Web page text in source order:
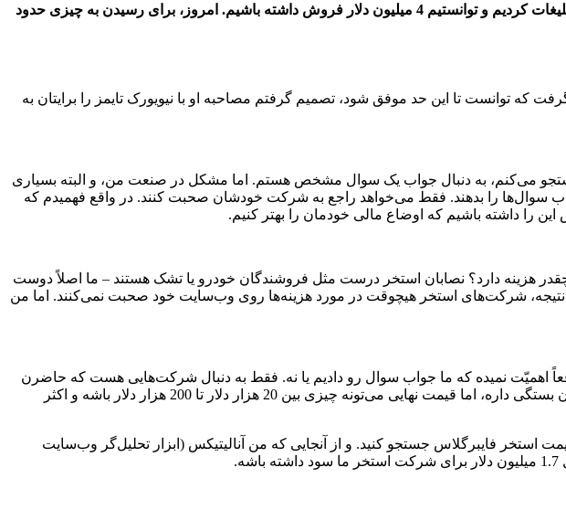
قبل از شروع بازاریابی محتوا، در سال 2007 که اقتصاد همچنان خروشان بود، ما 250 هزار دلار در یک سال خرج تبلیغات کردیم و توانستیم 4 میلیون دلار فروش داشته باشیم. امروز، برای رسیدن به چیزی حدود
که توانست تا این حد موفق شود، تصمیم گرفتم مصاحبه او با نیویورک تایمز را برایتان به
می‌کنم، به دنبال جواب یک سوال مشخص هستم. اما مشکل در صنعت من، و البته بسیاری
سوال‌ها را بدهند. فقط می‌خواهد راجع به شرکت خودشان صحبت کنند. در واقع فهمیدم که
را داشته باشیم که اوضاع مالی خودمان را بهتر کنیم.
هزینه دارد؟ نصابان استخر درست مثل فروشندگان خودرو یا تشک هستند – ما اصلاً دوست
شرکت‌های استخر هیچوقت در مورد هزینه‌ها روی وب‌سایت خود صحبت نمی‌کنند. اما من
اهمیّت نمیده که ما جواب سوال رو دادیم یا نه. فقط به دنبال شرکت‌هایی هست که حاضرن
در مورد این سوال صحبت کنن. پس من در مقاله خودم گفتم که خیلی مسائل مختلفی وجود داره که قیمت بهشون بستگی داره، اما قیمت نهایی می‌تونه چیزی بین 20 هزار دلار تا 200 هزار دلار باشه و اکثر
استخر فایبرگلاس جستجو کنید. و از آنجایی که من آنالیتیکس (ابزار تحلیل‌گر وب‌سایت